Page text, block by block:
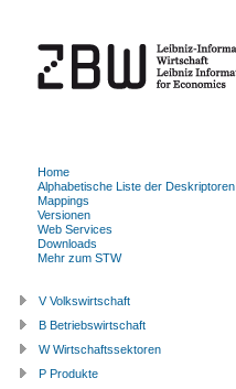
Home
Alphabetische Liste der Deskriptoren
Mappings
Versionen
Web Services
Downloads
Mehr zum STW
V Volkswirtschaft
B Betriebswirtschaft
W Wirtschaftssektoren
P Produkte